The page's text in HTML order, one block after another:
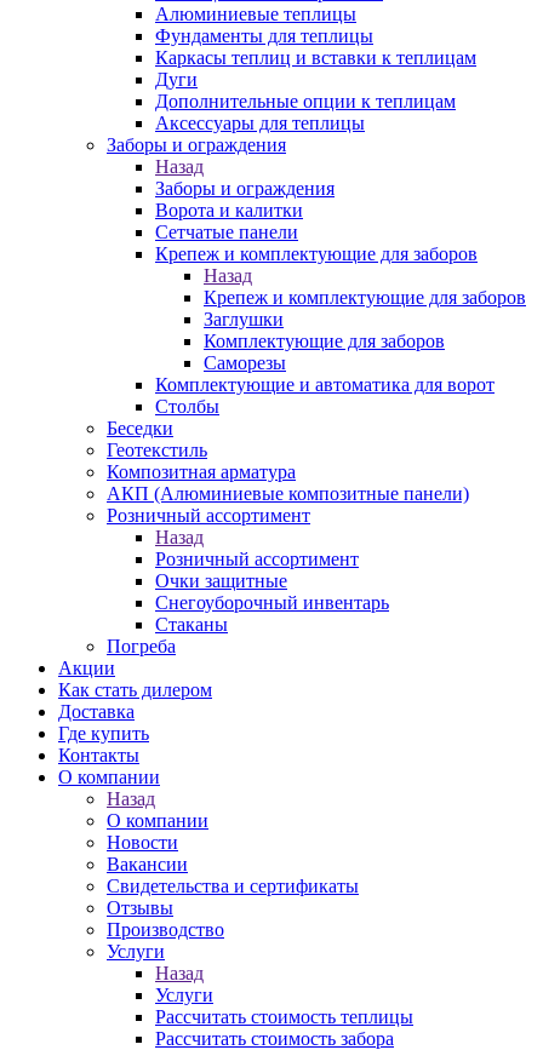
Алюминиевые теплицы
Фундаменты для теплицы
Каркасы теплиц и вставки к теплицам
Дуги
Дополнительные опции к теплицам
Аксессуары для теплицы
Заборы и ограждения
Назад
Заборы и ограждения
Ворота и калитки
Сетчатые панели
Крепеж и комплектующие для заборов
Назад
Крепеж и комплектующие для заборов
Заглушки
Комплектующие для заборов
Саморезы
Комплектующие и автоматика для ворот
Столбы
Беседки
Геотекстиль
Композитная арматура
АКП (Алюминиевые композитные панели)
Розничный ассортимент
Назад
Розничный ассортимент
Очки защитные
Снегоуборочный инвентарь
Стаканы
Погреба
Акции
Как стать дилером
Доставка
Где купить
Контакты
О компании
Назад
О компании
Новости
Вакансии
Свидетельства и сертификаты
Отзывы
Производство
Услуги
Назад
Услуги
Рассчитать стоимость теплицы
Рассчитать стоимость забора